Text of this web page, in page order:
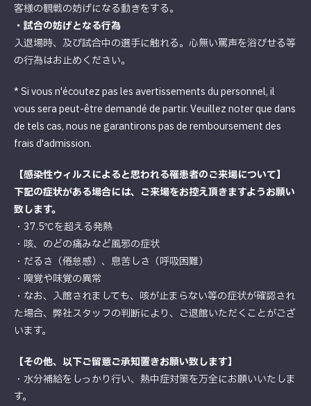
客様の観戦の妨げになる動きをする。
・試合の妨げとなる行為
入退場時、及び試合中の選手に触れる。心無い罵声を浴びせる等
の行為はお止めください。
* Si vous n'écoutez pas les avertissements du personnel, il
vous sera peut-être demandé de partir. Veuillez noter que dans
de tels cas, nous ne garantirons pas de remboursement des
frais d'admission.
【感染性ウィルスによると思われる罹患者のご来場について】
下記の症状がある場合には、ご来場をお控え頂きますようお願い
致します。
・37.5℃を超える発熱
・咳、のどの痛みなど風邪の症状
・だるさ（倦怠感）、息苦しさ（呼吸困難）
・嗅覚や味覚の異常
・なお、入館されましても、咳が止まらない等の症状が確認され
た場合、弊社スタッフの判断により、ご退館いただくことがござ
います。
【その他、以下ご留意ご承知置きお願い致します】
・水分補給をしっかり行い、熱中症対策を万全にお願いいたしま
す。